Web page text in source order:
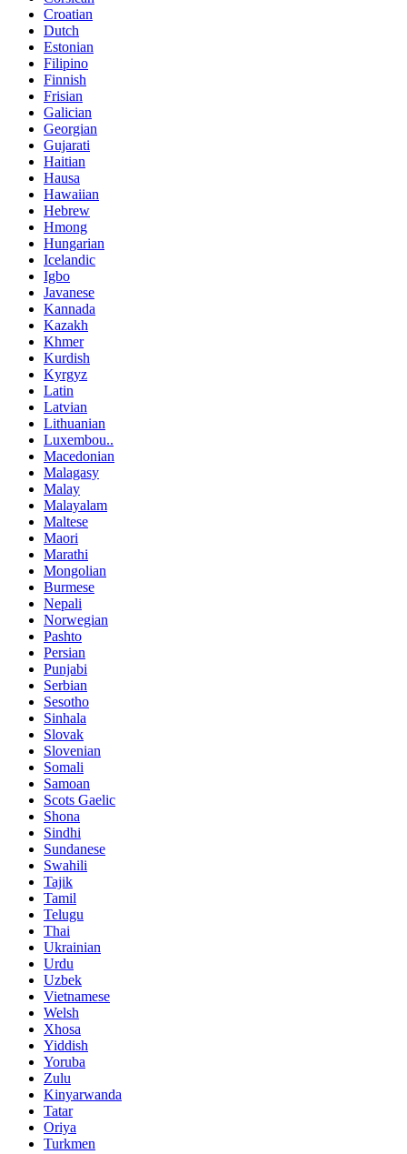
Croatian
Dutch
Estonian
Filipino
Finnish
Frisian
Galician
Georgian
Gujarati
Haitian
Hausa
Hawaiian
Hebrew
Hmong
Hungarian
Icelandic
Igbo
Javanese
Kannada
Kazakh
Khmer
Kurdish
Kyrgyz
Latin
Latvian
Lithuanian
Luxembou..
Macedonian
Malagasy
Malay
Malayalam
Maltese
Maori
Marathi
Mongolian
Burmese
Nepali
Norwegian
Pashto
Persian
Punjabi
Serbian
Sesotho
Sinhala
Slovak
Slovenian
Somali
Samoan
Scots Gaelic
Shona
Sindhi
Sundanese
Swahili
Tajik
Tamil
Telugu
Thai
Ukrainian
Urdu
Uzbek
Vietnamese
Welsh
Xhosa
Yiddish
Yoruba
Zulu
Kinyarwanda
Tatar
Oriya
Turkmen